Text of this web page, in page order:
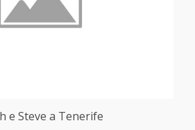
e Steve a Tenerife